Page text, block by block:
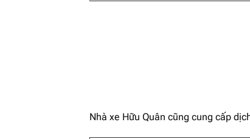
Nhà xe Hữu Quân cũng cung cấp